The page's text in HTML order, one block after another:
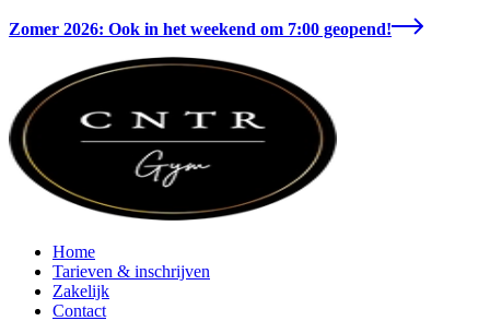
Zomer 2026: Ook in het weekend om 7:00 geopend!
Home
Tarieven & inschrijven
Zakelijk
Contact